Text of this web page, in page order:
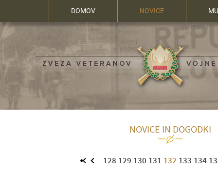
DOMOV NOVICE
NOVICE IN DOGODKI
128 129 130 131 132 133 134